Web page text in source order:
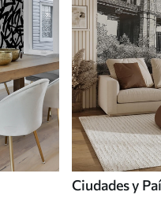
Ciudades y